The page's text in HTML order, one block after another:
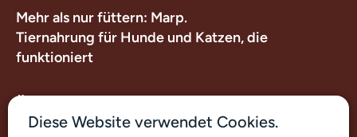
Mehr als nur füttern: Marp.
Tiernahrung für Hunde und Katzen, die
funktioniert
Diese Website verwendet Cookies.